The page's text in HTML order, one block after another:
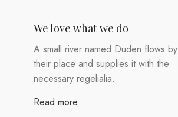
We love what we do
A small river named Duden flows by
their place and supplies it with the
necessary regelialia.
Read more